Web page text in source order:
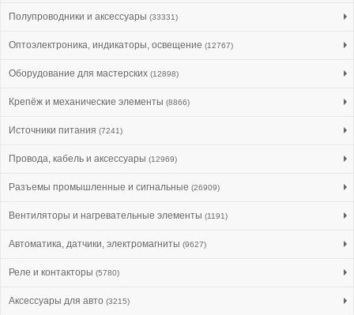
Полупроводники и аксессуары (33331)
Оптоэлектроника, индикаторы, освещение (12767)
Оборудование для мастерских (12898)
Крепёж и механические элементы (8866)
Источники питания (7241)
Провода, кабель и аксессуары (12969)
Разъемы промышленные и сигнальные (26909)
Вентиляторы и нагревательные элементы (1191)
Автоматика, датчики, электромагниты (9627)
Реле и контакторы (5780)
Аксессуары для авто (3215)